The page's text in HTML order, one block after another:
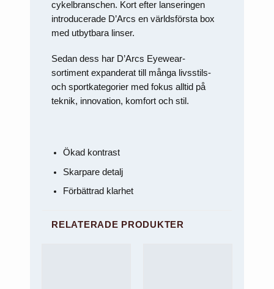
cykelbranschen. Kort efter lanseringen
introducerade D’Arcs en världsförsta box
med utbytbara linser.
Sedan dess har D’Arcs Eyewear-
sortiment expanderat till många livsstils-
och sportkategorier med fokus alltid på
teknik, innovation, komfort och stil.
Ökad kontrast
Skarpare detalj
Förbättrad klarhet
RELATERADE PRODUKTER